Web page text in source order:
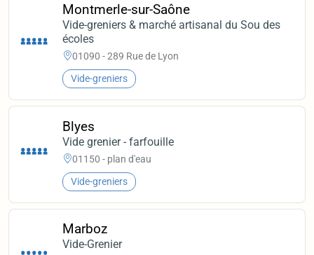
Montmerle-sur-Saône
Vide-greniers & marché artisanal du Sou des
écoles
01090 - 289 Rue de Lyon
Vide-greniers
Blyes
Vide grenier - farfouille
01150 - plan d'eau
Vide-greniers
Marboz
Vide-Grenier